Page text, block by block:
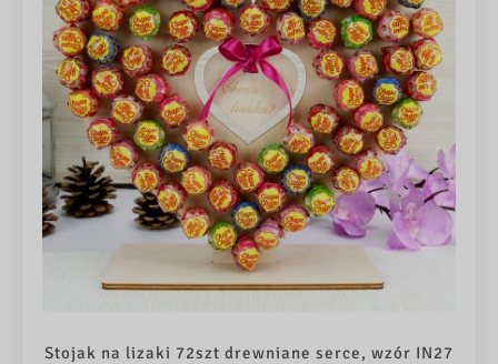
Stojak na lizaki 72szt drewniane serce, wzór IN27